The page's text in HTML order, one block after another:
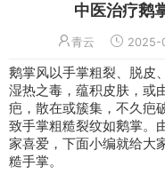
中医治疗鹅
青云 2025-
鹅掌风以手掌粗裂、脱皮
湿热之毒，蕴积皮肤，或
疤，散在或簇集，不久疤
致手掌粗糙裂纹如鹅掌。
家喜爱，下面小编就给大
糙手掌。